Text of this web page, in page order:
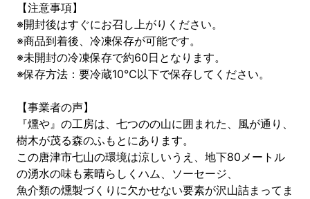
【注意事項】
※開封後はすぐにお召し上がりください。
※商品到着後、冷凍保存が可能です。
※未開封の冷凍保存で約60日となります。
※保存方法：要冷蔵10℃以下で保存してください。
【事業者の声】
『燻や』の工房は、七つのの山に囲まれた、風が通り、
樹木が茂る森のふもとにあります。
この唐津市七山の環境は涼しいうえ、地下80メートル
の湧水の味も素晴らしくハム、ソーセージ、
魚介類の燻製づくりに欠かせない要素が沢山詰まってま